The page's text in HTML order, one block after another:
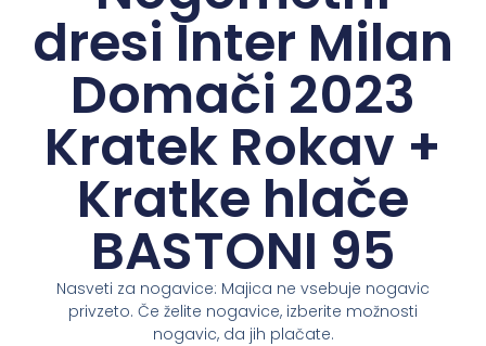
dresi Inter Milan
Domači 2023
Kratek Rokav +
Kratke hlače
BASTONI 95
Nasveti za nogavice: Majica ne vsebuje nogavic
privzeto. Če želite nogavice, izberite možnosti
nogavic, da jih plačate.